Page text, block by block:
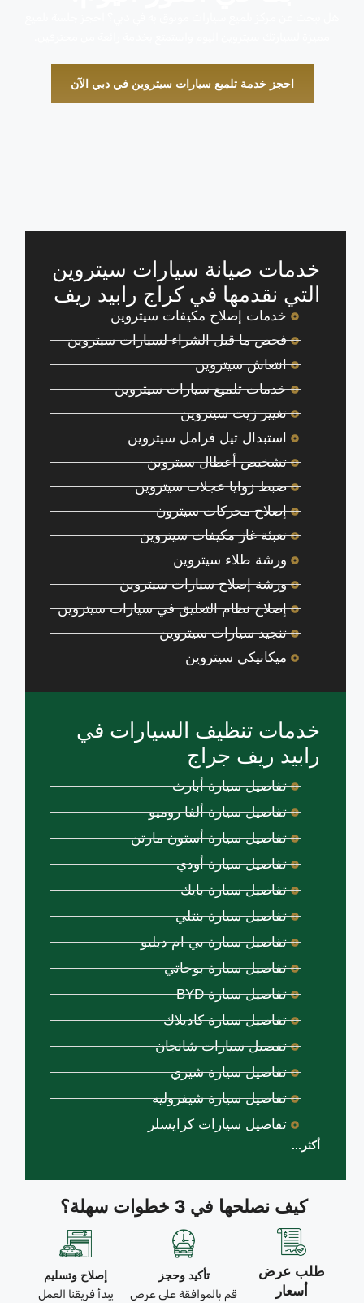
احجز خدمة تلميع سيارات سيتروين في دبي الآن
كيف نصلحها في 3 خطوات سهلة؟
طلب عرض
أسعار
تأكيد وحجز
قم بالموافقة على عرض
إصلاح وتسليم
يبدأ فريقنا العمل
خدمات صيانة سيارات سيتروين
التي نقدمها في كراج رابيد ريف
خدمات إصلاح مكيفات سيتروين
فحص ما قبل الشراء لسيارات سيتروين
انتعاش سيتروين
خدمات تلميع سيارات سيتروين
تغيير زيت سيتروين
استبدال تيل فرامل سيتروين
تشخيص أعطال سيتروين
ضبط زوايا عجلات سيتروين
إصلاح محركات سيترون
تعبئة غاز مكيفات سيتروين
ورشة طلاء سيتروين
ورشة إصلاح سيارات سيتروين
إصلاح نظام التعليق في سيارات سيتروين
تنجيد سيارات سيتروين
ميكانيكي سيتروين
خدمات تنظيف السيارات في
رابيد ريف جراج
تفاصيل سيارة أبارث
تفاصيل سيارة ألفا روميو
تفاصيل سيارة أستون مارتن
تفاصيل سيارة أودي
تفاصيل سيارة بايك
تفاصيل سيارة بنتلي
تفاصيل سيارة بي ام دبليو
تفاصيل سيارة بوجاتي
تفاصيل سيارة BYD
تفاصيل سيارة كاديلاك
تفصيل سيارات شانجان
تفاصيل سيارة شيري
تفاصيل سيارة شيفروليه
تفاصيل سيارات كرايسلر
أكثر...